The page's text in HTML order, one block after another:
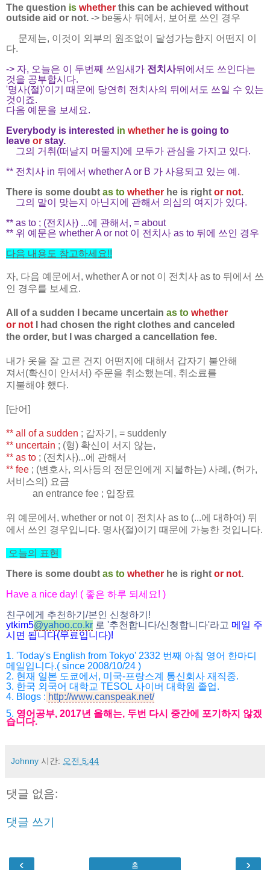
The question is whether this can be achieved without
outside aid or not. -> be동사 뒤에서, 보어로 쓰인 경우
문제는, 이것이 외부의 원조없이 달성가능한지 어떤지 이
다.
-> 자, 오늘은 이 두번째 쓰임새가 전치사뒤에서도 쓰인다는
것을 공부합시다.
'명사(절)'이기 때문에 당연히 전치사의 뒤에서도 쓰일 수 있는
것이죠.
다음 예문을 보세요.
Everybody is interested in whether he is going to
leave or stay.
그의 거취(떠날지 머물지)에 모두가 관심을 가지고 있다.
** 전치사 in 뒤에서 whether A or B 가 사용되고 있는 예.
There is some doubt as to whether he is right or not.
그의 말이 맞는지 아닌지에 관해서 의심의 여지가 있다.
** as to ; (전치사) ...에 관해서, = about
** 위 예문은 whether A or not 이 전치사 as to 뒤에 쓰인 경우
다음 내용도 참고하세요!!
자, 다음 예문에서, whether A or not 이 전치사 as to 뒤에서 쓰
인 경우를 보세요.
All of a sudden I became uncertain as to whether
or not
I had chosen the right clothes and canceled
the order, but I was charged a cancellation fee.
내가 옷을 잘 고른 건지 어떤지에 대해서 갑자기 불안해
져서(확신이 안서서) 주문을 취소했는데, 취소료를
지불해야 했다.
[단어]
** all of a sudden ; 갑자기, = suddenly
** uncertain ; (형) 확신이 서지 않는,
** as to ; (전치사)...에 관해서
** fee ; (변호사, 의사등의 전문인에게 지불하는) 사례, (허가,
서비스의) 요금
an entrance fee ; 입장료
위 예문에서, whether or not 이 전치사 as to (...에 대하여) 뒤
에서 쓰인 경우입니다. 명사(절)이기 때문에 가능한 것입니다.
오늘의 표현
There is some doubt as to whether he is right or not.
Have a nice day! ( 좋은 하루 되세요! )
친구에게 추천하기 /본인 신청하기 !
ytkim5@yahoo.co.kr 로 '추천합니다/신청합니다'라고 메일 주
시면 됩니다(무료입니다)!
1. 'Today's English from Tokyo' 2332 번째 아침 영어 한마디
메일입니다.( since 2008/10/24 )
2. 현재 일본 도쿄에서 , 미국-프랑스계 통신회사 재직중.
3. 한국 외국어 대학교 TESOL 사이버 대학원 졸업.
4. Blogs : http://www.canspeak.net/
5. 영어공부, 2017년 올해는, 두번 다시 중간에 포기하지 않겠
습니다.
Johnny 시간: 오전 5:44
댓글 없음:
댓글 쓰기
‹ ›
홈